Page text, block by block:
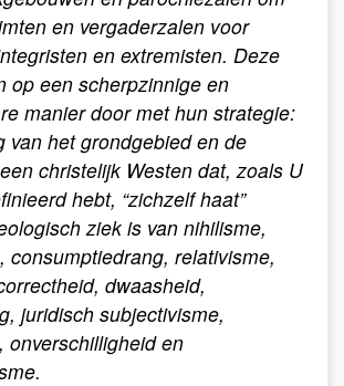
en vergaderzalen voor
en extremisten. Deze
op een scherpzinnige en
manier door met hun strategie:
van het grondgebied en de
christelijk Westen dat, zoals U
hebt, “zichzelf haat”
ziek is van nihilisme,
consumptiedrang, relativisme,
dwaasheid,
juridisch subjectivisme,
onverschilligheid en